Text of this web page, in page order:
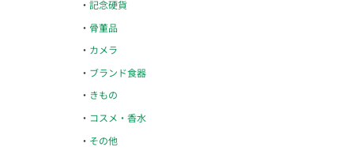
記念硬貨
骨董品
カメラ
ブランド食器
きもの
コスメ・香水
その他